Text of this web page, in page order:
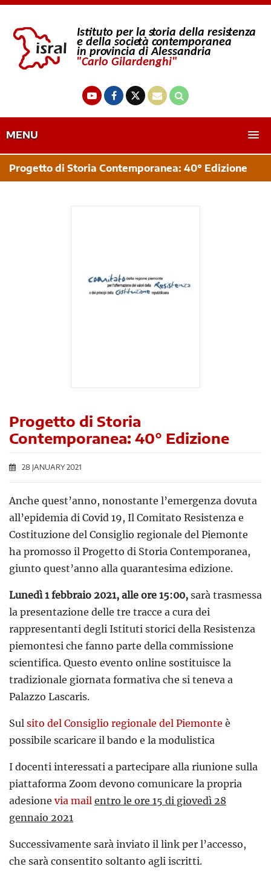
MENU
Progetto di Storia Contemporanea: 40° Edizione
Progetto di Storia
Contemporanea: 40° Edizione
28 JANUARY 2021
Anche quest’anno, nonostante l’emergenza dovuta
all’epidemia di Covid 19, Il Comitato Resistenza e
Costituzione del Consiglio regionale del Piemonte
ha promosso il Progetto di Storia Contemporanea,
giunto quest’anno alla quarantesima edizione.
Lunedì 1 febbraio 2021, alle ore 15:00, sarà trasmessa
la presentazione delle tre tracce a cura dei
rappresentanti degli Istituti storici della Resistenza
piemontesi che fanno parte della commissione
scientifica. Questo evento online sostituisce la
tradizionale giornata formativa che si teneva a
Palazzo Lascaris.
Sul sito del Consiglio regionale del Piemonte è
possibile scaricare il bando e la modulistica
I docenti interessati a partecipare alla riunione sulla
piattaforma Zoom devono comunicare la propria
adesione via mail entro le ore 15 di giovedì 28
gennaio 2021
Successivamente sarà inviato il link per l’accesso,
che sarà consentito soltanto agli iscritti.